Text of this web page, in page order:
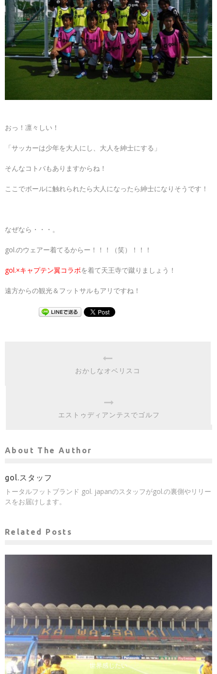
おっ！凛々しい！
「サッカーは少年を大人にし、大人を紳士にする」
そんなコトバもありますからね！
ここでボールに触れられたら大人になったら紳士になりそうです！
なぜなら・・・。
gol.のウェアー着てるからー！！！（笑）！！！
gol.×キャプテン翼コラボを着て天王寺で蹴りましょう！
遠方からの観光＆フットサルもアリですね！
おかしなオベリスコ
エストゥディアンテスでゴルフ
About The Author
gol.スタッフ
トータルフットブランド gol. japanのスタッフがgol.の裏側やリリー
スをお届けします。
Related Posts
世界感じたい